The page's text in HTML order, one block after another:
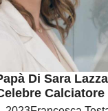
Di Sara
Calciatore